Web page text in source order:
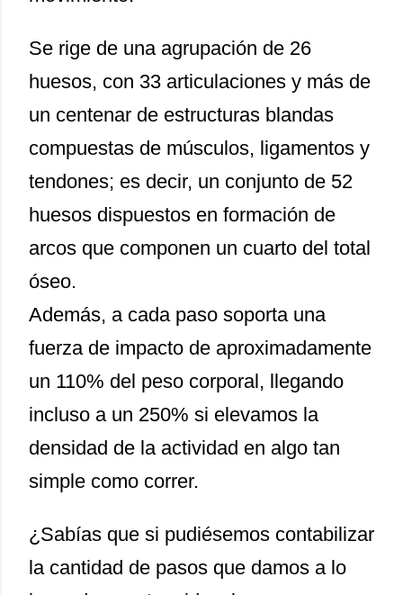
Se rige de una agrupación de 26
huesos, con 33 articulaciones y más de
un centenar de estructuras blandas
compuestas de músculos, ligamentos y
tendones; es decir, un conjunto de 52
huesos dispuestos en formación de
arcos que componen un cuarto del total
óseo.
Además, a cada paso soporta una
fuerza de impacto de aproximadamente
un 110% del peso corporal, llegando
incluso a un 250% si elevamos la
densidad de la actividad en algo tan
simple como correr.
¿Sabías que si pudiésemos contabilizar
la cantidad de pasos que damos a lo